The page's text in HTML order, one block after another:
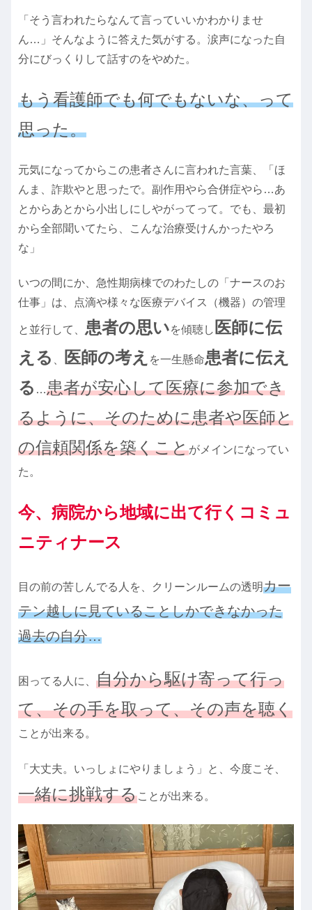
「そう言われたらなんて言っていいかわかりませ
ん…」そんなように答えた気がする。涙声になった自
分にびっくりして話すのをやめた。
もう看護師でも何でもないな、って
思った。
元気になってからこの患者さんに言われた言葉、「ほ
んま、詐欺やと思ったで。副作用やら合併症やら…あ
とからあとから小出しにしやがってって。でも、最初
から全部聞いてたら、こんな治療受けんかったやろ
な」
いつの間にか、急性期病棟でのわたしの「ナースのお
仕事」は、点滴や様々な医療デバイス（機器）の管理
と並行して、 患者の思いを傾聴し 医師に伝
える
医師の考え を一生懸命患者に伝え
る …患者が安心して医療に参加でき
るように、そのために患者や医師と
の信頼関係を築くことがメインになってい
た。
今、病院から地域に出て行くコミュ
ニティナース
目の前の苦しんでる人を、クリーンルームの透明カー
テン越しに見ていることしかできなかった
過去の自分…
困ってる人に、 自分から駆け寄って行っ
て、その手を取って、その声を聴く
ことが出来る。
「大丈夫。いっしょにやりましょう」と、今度こそ、
一緒に挑戦することが出来る。